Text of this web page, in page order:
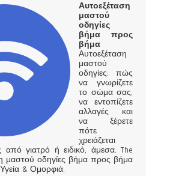
Αυτοεξέταση
μαστού
οδηγίες
βήμα προς
βήμα
Αυτοεξέταση
μαστού
οδηγίες: πώς
να γνωρίζετε
το σώμα σας,
να εντοπίζετε
αλλαγές και
να ξέρετε
πότε
χρειάζεται
από γιατρό ή ειδικό, άμεσα. The
μαστού οδηγίες βήμα προς βήμα
& Ομορφιά.